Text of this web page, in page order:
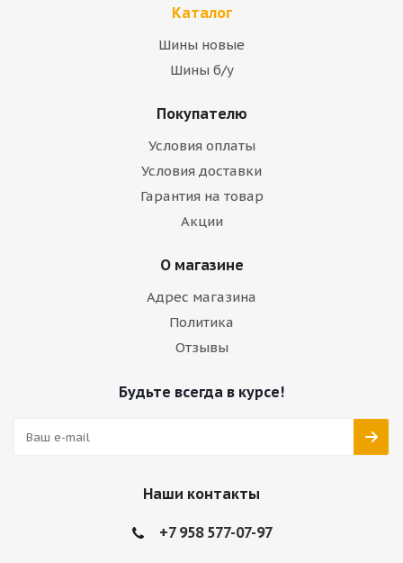
Каталог
Шины новые
Шины б/у
Покупателю
Условия оплаты
Условия доставки
Гарантия на товар
Акции
О магазине
Адрес магазина
Политика
Отзывы
Будьте всегда в курсе!
Наши контакты
+7 958 577-07-97